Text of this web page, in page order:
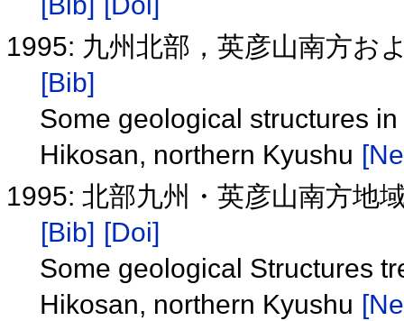
1995: 九州北部，英彦山南方お
[Bib]
Some geological structures
Hikosan, northern Kyushu
1995: 北部九州・英彦山南方地
[Bib] [Doi]
Some geological Structures
Hikosan, northern Kyushu